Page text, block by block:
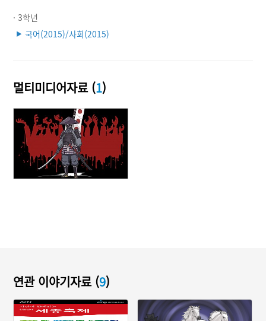
· 3학년
▶ 국어(2015)/사회(2015)
멀티미디어자료 (1)
연관 이야기자료 (9)